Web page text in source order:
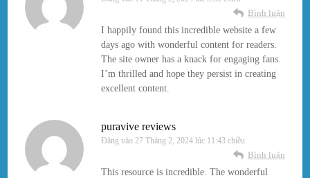
Bình luận
I happily found this incredible website a few
days ago with wonderful content for readers.
The site owner has a knack for engaging fans.
I’m thrilled and hope they persist in creating
excellent content.
puravive reviews
Đăng vào27 Tháng 2, 2024 lúc 11:43 chiều
Bình luận
This resource is incredible. The wonderful